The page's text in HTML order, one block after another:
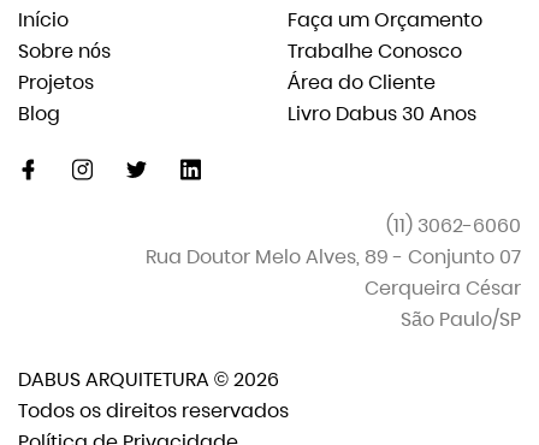
DABUS ARQUITETURA © 2026
Todos os direitos reservados
Início
Sobre nós
Projetos
Blog
Faça um Orçamento
Trabalhe Conosco
Área do Cliente
Livro Dabus 30 Anos
facebookinstagramtwitterlinkedin-
(11) 3062-6060
Rua Doutor Melo Alves, 89 - Conjunto 07
Cerqueira César
São Paulo/SP